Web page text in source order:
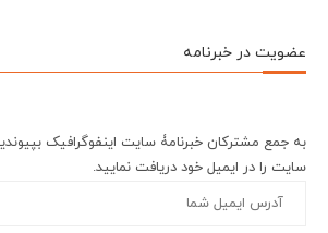
عضویت در خبرنامه
به جمع مشترکان خبرنامۀ سایت اینفوگرافیک
سایت را در ایمیل خود دریافت نمایید.